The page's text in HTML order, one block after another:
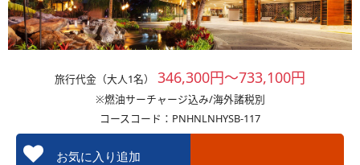
旅行代金（大人1名） 346,300円～733,100円
※燃油サーチャージ込み/海外諸税別
コースコード：PNHNLNHYSB-117
お気に入り追加